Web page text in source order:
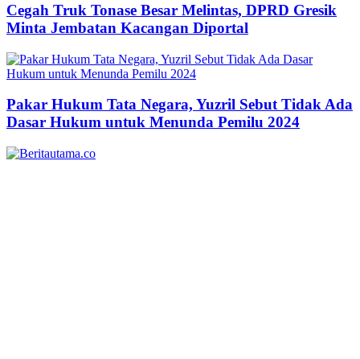
Cegah Truk Tonase Besar Melintas, DPRD Gresik
Minta Jembatan Kacangan Diportal
Pakar Hukum Tata Negara, Yuzril Sebut Tidak Ada
Dasar Hukum untuk Menunda Pemilu 2024